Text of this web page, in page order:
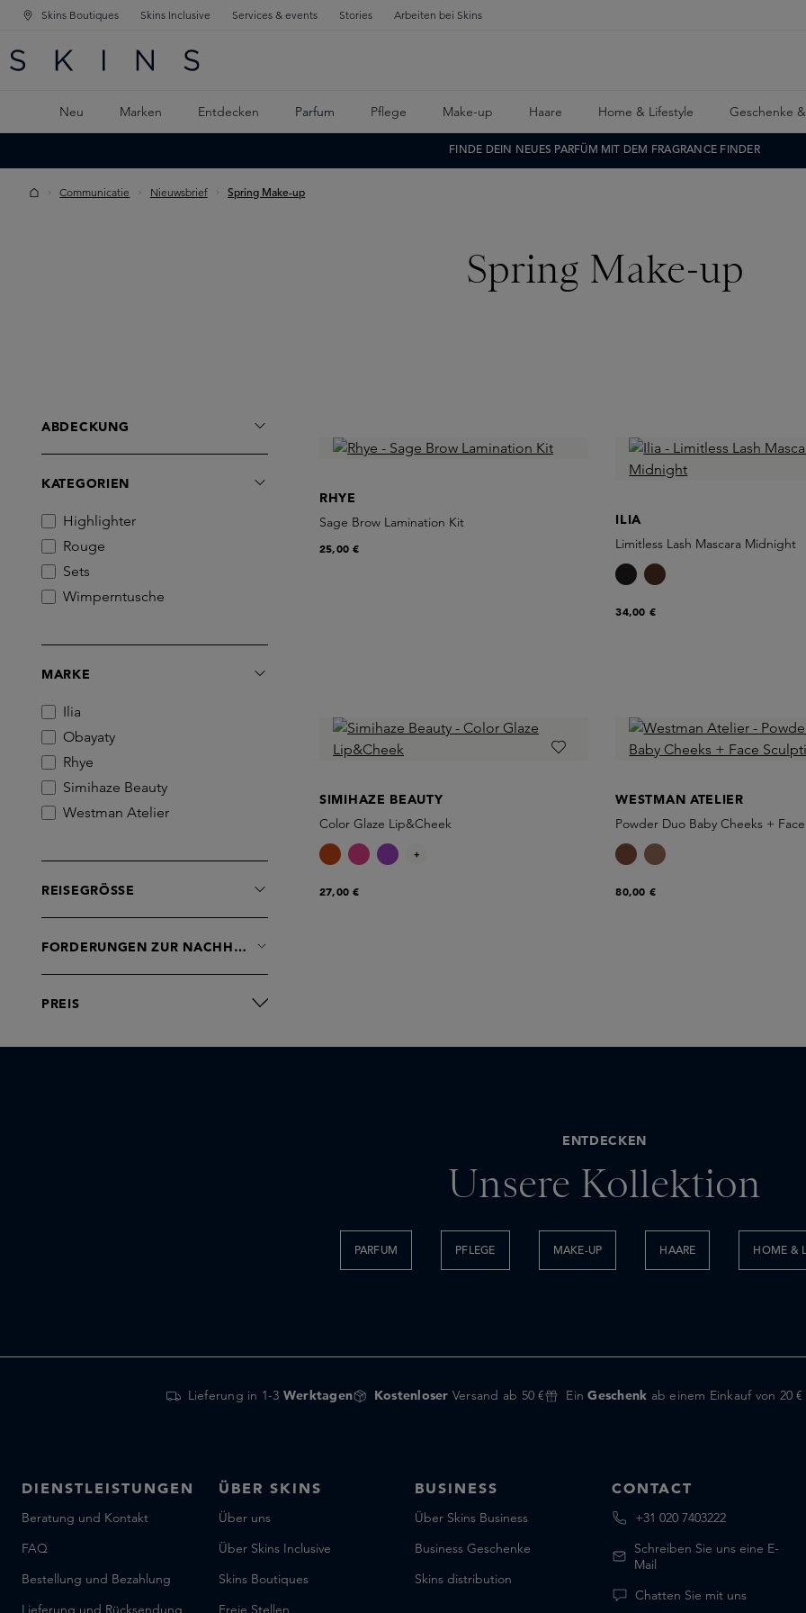
SPRINGEN
SPRINGEN
Skins Boutiques Skins Inclusive Services & events Stories Arbeiten bei Skins
Neu Marken Entdecken Parfum Pflege Make-up Haare Home & Lifestyle Geschenke
FINDE DEIN NEUES PARFÜM MIT DEM FRAGRANCE FINDER
Communicatie Nieuwsbrief Spring Make-up
Spring Make-up
ABDECKUNG
KATEGORIEN
Highlighter
Rouge
Sets
Wimperntusche
MARKE
Ilia
Obayaty
Rhye
Simihaze Beauty
Westman Atelier
REISEGRÖSSE
FORDERUNGEN ZUR NACHHALTIGKEIT
PREIS
RHYE
Sage Brow Lamination Kit
25,00 €
ILIA
Limitless Lash Mascara Midnight
34,00 €
SIMIHAZE BEAUTY
Color Glaze Lip&Cheek
27,00 €
+
WESTMAN ATELIER
Powder Duo Baby Cheeks + Face
80,00 €
ENTDECKEN
Unsere Kollektion
PARFUM PFLEGE MAKE-UP HAARE HOME &
Lieferung in 1-3 Werktagen Kostenloser Versand ab 50 € EinGeschenk ab einem Einkauf von 20 €
DIENSTLEISTUNGEN
Beratung und Kontakt
FAQ
Bestellung und Bezahlung
Lieferung und Rücksendung
ÜBER SKINS
Über uns
Über Skins Inclusive
Skins Boutiques
Freie Stellen
BUSINESS
Über Skins Business
Business Geschenke
Skins distribution
CONTACT
+31 020 7403222
Schreiben Sie uns eine E-
Mail
Chatten Sie mit uns